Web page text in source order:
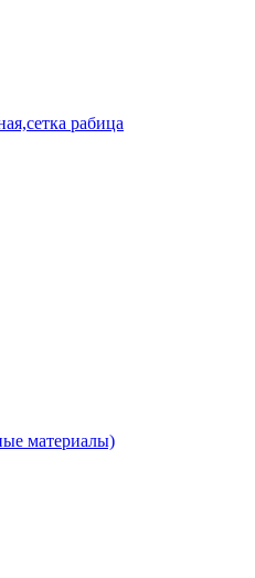
рабица
материалы)